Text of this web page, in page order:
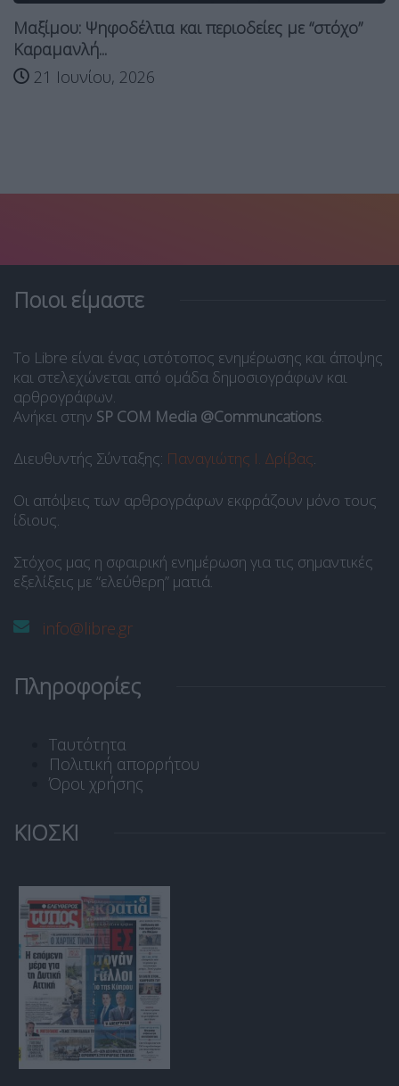
Μαξίμου: Ψηφοδέλτια και περιοδείες με “στόχο”
Καραμανλή...
21 Ιουνίου, 2026
Ποιοι είμαστε
Το Libre είναι ένας ιστότοπος ενημέρωσης και άποψης
και στελεχώνεται από ομάδα δημοσιογράφων και
αρθρογράφων.
Ανήκει στην SP COM Media @Communcations.
Διευθυντής Σύνταξης: Παναγιώτης Ι. Δρίβας.
Οι απόψεις των αρθρογράφων εκφράζουν μόνο τους
ίδιους.
Στόχος μας η σφαιρική ενημέρωση για τις σημαντικές
εξελίξεις με “ελεύθερη” ματιά.
info@libre.gr
Πληροφορίες
Ταυτότητα
Πολιτική απορρήτου
Όροι χρήσης
ΚΙΟΣΚΙ